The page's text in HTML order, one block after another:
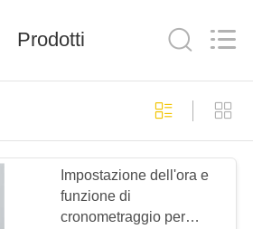
di difetti
Prodotti
Impostazione dell'ora e
funzione di
cronometraggio per